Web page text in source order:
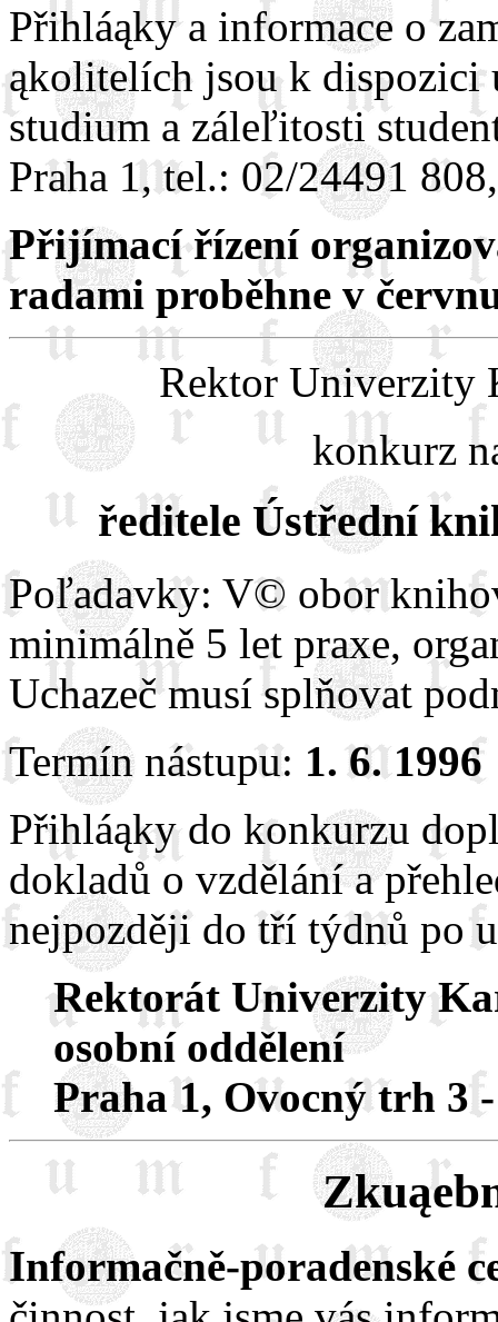
Přihláąky a informace o
ąkolitelích jsou k
studium a záleľitosti
Praha 1, tel.: 02/24491
Přijímací řízení
radami proběhne v
Rektor Univerzity
konkurz
ředitele Ústřední
Poľadavky: V© obor
minimálně 5 let praxe,
Uchazeč musí splňovat
Termín nástupu: 1. 6. 1996
Přihláąky do konkurzu
dokladů o vzdělání a
nejpozději do tří týdnů po
Rektorát Univerzity
osobní oddělení
Praha 1, Ovocný trh 3
Informačně-poradenské